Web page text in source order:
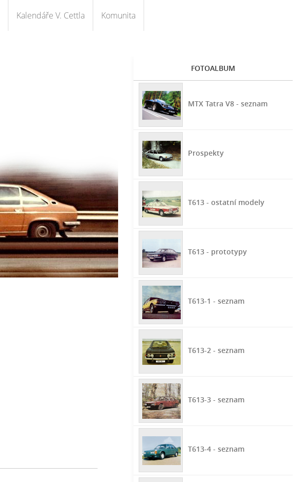
Kalendáře V. Cettla Komunita
FOTOALBUM
MTX Tatra V8 - seznam
Prospekty
T613 - ostatní modely
T613 - prototypy
T613-1 - seznam
T613-2 - seznam
T613-3 - seznam
T613-4 - seznam